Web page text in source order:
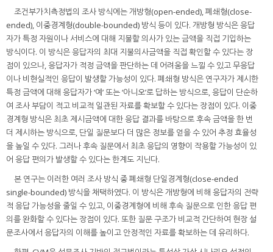
조건부가치측정법의 조사 방식에는 개방형(open-ended), 폐쇄형(close-
ended), 이중경계형(double-bounded) 방식 등이 있다. 개방형 방식은 응답
자가 특정 자원이나 서비스에 대해 지불할 의사가 있는 금액을 직접 기입하는
방식이다. 이 방식은 응답자의 최대 지불의사금액을 직접 확인할 수 있다는 장
점이 있으나, 응답자가 적정 금액을 판단하는 데 어려움을 느낄 수 있고 무응답
이나 비현실적인 응답이 발생할 가능성이 있다. 폐쇄형 방식은 연구자가 제시한
특정 금액에 대해 응답자가 ‘예’ 또는 ‘아니오’로 답하는 방식으로, 응답이 단순하
여 조사 부담이 적고 비교적 일관된 자료를 확보할 수 있다는 장점이 있다. 이중
경계형 방식은 최초 제시금액에 대한 응답 결과를 바탕으로 후속 금액을 한 번
더 제시하는 방식으로, 단일 질문보다 더 많은 정보를 얻을 수 있어 추정 효율성
을 높일 수 있다. 그러나 후속 질문에서 최초 응답의 영향이 작용할 가능성이 있
어 응답 편의가 발생할 수 있다는 한계도 지닌다.
본 연구는 이러한 여러 조사 방식 중 폐쇄형 단일경계형(close-ended
single-bounded) 방식을 채택하였다. 이 방식은 개방형에 비해 응답자의 전략
적 응답 가능성을 줄일 수 있고, 이중경계형에 비해 후속 질문으로 인한 응답 편
의를 완화할 수 있다는 장점이 있다. 또한 질문 구조가 비교적 간단하여 현장 설
문조사에서 응답자의 이해를 높이고 안정적인 자료를 확보하는 데 유리하다.